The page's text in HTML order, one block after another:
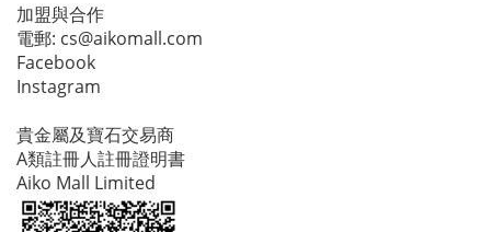
加盟與合作
電郵: cs@aikomall.com
Facebook
Instagram
貴金屬及寶石交易商
A類註冊人註冊證明書
Aiko Mall Limited